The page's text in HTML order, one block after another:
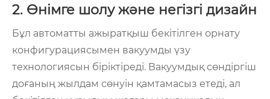
2. Өнімге шолу және негізгі дизайн
Бұл автоматты ажыратқыш бекітілген орнату
конфигурациясымен вакуумды үзу
технологиясын біріктіреді. Вакуумдық сөндіргіш
доғаның жылдам сөнуін қамтамасыз етеді, ал